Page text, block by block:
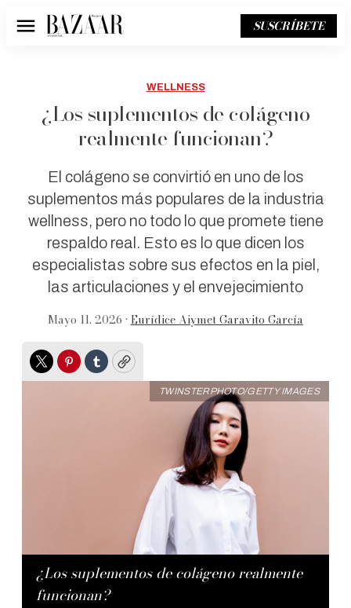
Menú SUSCRÍBETE
WELLNESS
¿Los suplementos de colágeno
realmente funcionan?
El colágeno se convirtió en uno de los
suplementos más populares de la industria
wellness, pero no todo lo que promete tiene
respaldo real. Esto es lo que dicen los
especialistas sobre sus efectos en la piel,
las articulaciones y el envejecimiento
Mayo 11, 2026 • Eurídice Aiymet Garavito García
TwitterPinterest
TumblrCopy
¿Los suplementos de colágeno realmente
funcionan?
TWINSTERPHOTO/GETTY IMAGES